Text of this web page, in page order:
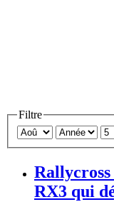
Filtre
RX3 qui